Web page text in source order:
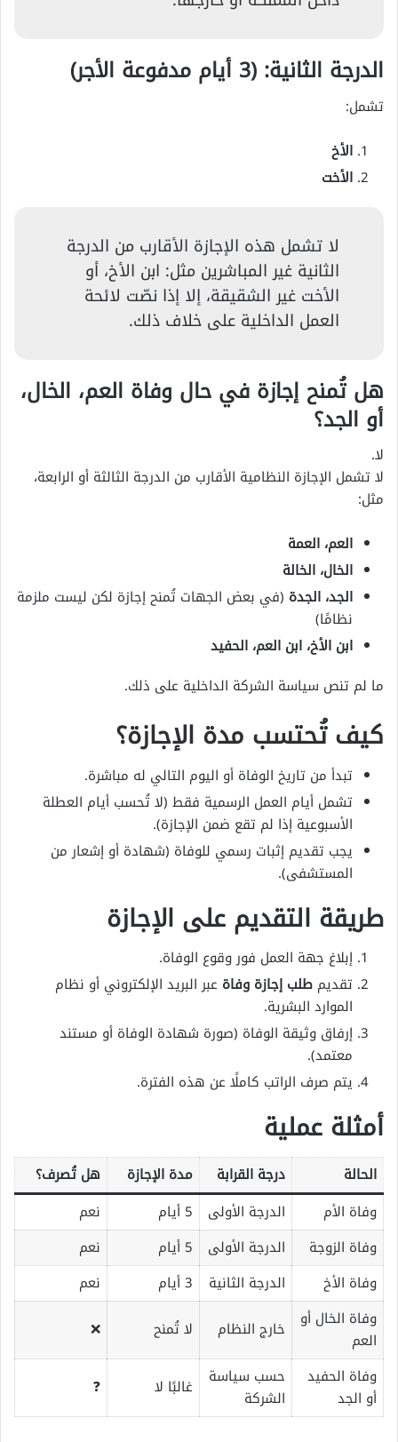
الدرجة الثانية: (3 أيام مدفوعة الأجر)
تشمل:
الأخ
الأخت
لا تشمل هذه الإجازة الأقارب من الدرجة
الثانية غير المباشرين مثل: ابن الأخ، أو
الأخت غير الشقيقة، إلا إذا نصّت لائحة
العمل الداخلية على خلاف ذلك.
هل تُمنح إجازة في حال وفاة العم، الخال،
أو الجد؟
لا.
لا تشمل الإجازة النظامية الأقارب من الدرجة الثالثة أو الرابعة،
مثل:
العم، العمة
الخال، الخالة
الجد، الجدة (في بعض الجهات تُمنح إجازة لكن ليست ملزمة
نظامًا)
ابن الأخ، ابن العم، الحفيد
ما لم تنص سياسة الشركة الداخلية على ذلك.
كيف تُحتسب مدة الإجازة؟
تبدأ من تاريخ الوفاة أو اليوم التالي له مباشرة.
تشمل أيام العمل الرسمية فقط (لا تُحسب أيام العطلة
الأسبوعية إذا لم تقع ضمن الإجازة).
يجب تقديم إثبات رسمي للوفاة (شهادة أو إشعار من
المستشفى).
طريقة التقديم على الإجازة
إبلاغ جهة العمل فور وقوع الوفاة.
تقديم طلب إجازة وفاة عبر البريد الإلكتروني أو نظام
الموارد البشرية.
إرفاق وثيقة الوفاة (صورة شهادة الوفاة أو مستند
معتمد).
يتم صرف الراتب كاملًا عن هذه الفترة.
أمثلة عملية
الحالة درجة القرابة مدة الإجازة
هل تُصرف؟
وفاة الأم
الدرجة الأولى 5 أيام
نعم
وفاة الزوجة
الدرجة الأولى 5 أيام
نعم
وفاة الأخ
الدرجة الثانية 3 أيام
نعم
وفاة الخال أو
العم
خارج النظام لا تُمنح
❌
وفاة الحفيد
أو الجد
حسب سياسة
الشركة
غالبًا لا ❓